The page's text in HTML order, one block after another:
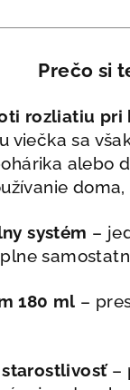
Prečo si
rozliatiu pri
viečka sa
alebo
systém –
180 ml –
–